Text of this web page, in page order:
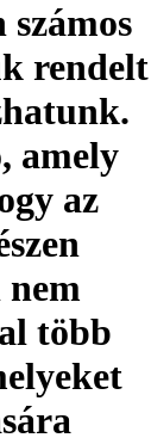
rendelt
amely
az
nem
több